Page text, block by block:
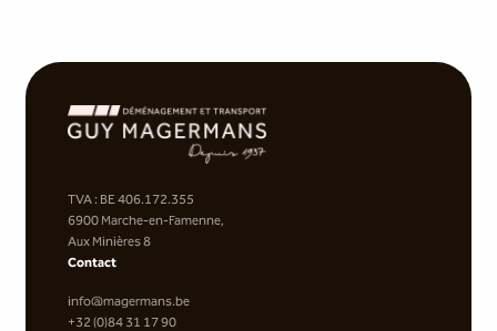
TVA : BE 406.172.355
6900 Marche-en-Famenne,
Aux Minières 8
Contact
info@magermans.be
+32 (0)84 31 17 90